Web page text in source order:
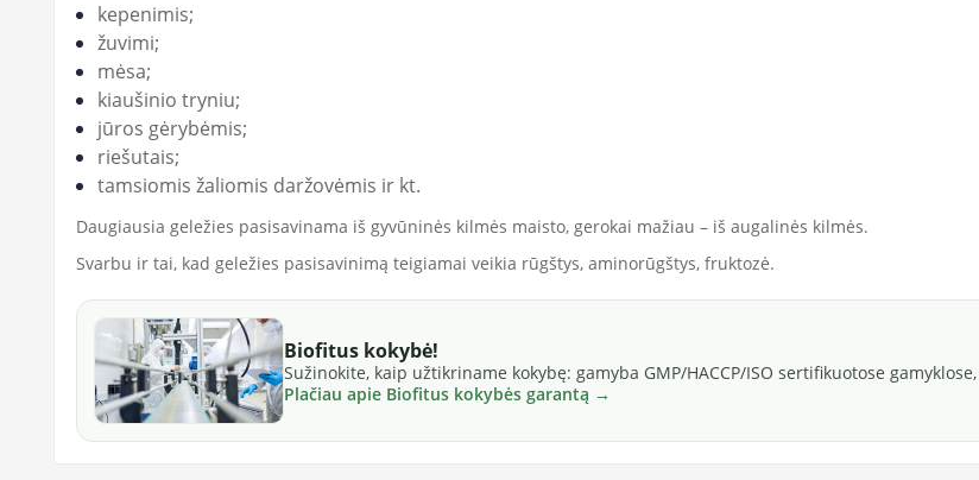
kepenimis;
žuvimi;
mėsa;
kiaušinio tryniu;
jūros gėrybėmis;
riešutais;
tamsiomis žaliomis daržovėmis ir kt.
Daugiausia geležies pasisavinama iš gyvūninės kilmės maisto, gerokai mažiau – iš augalinės kilmės.
Svarbu ir tai, kad geležies pasisavinimą teigiamai veikia rūgštys, aminorūgštys, fruktozė.
Biofitus kokybė!
Sužinokite, kaip užtikriname kokybę: gamyba GMP/HACCP/ISO sertifikuotose
Plačiau apie Biofitus kokybės garantą →